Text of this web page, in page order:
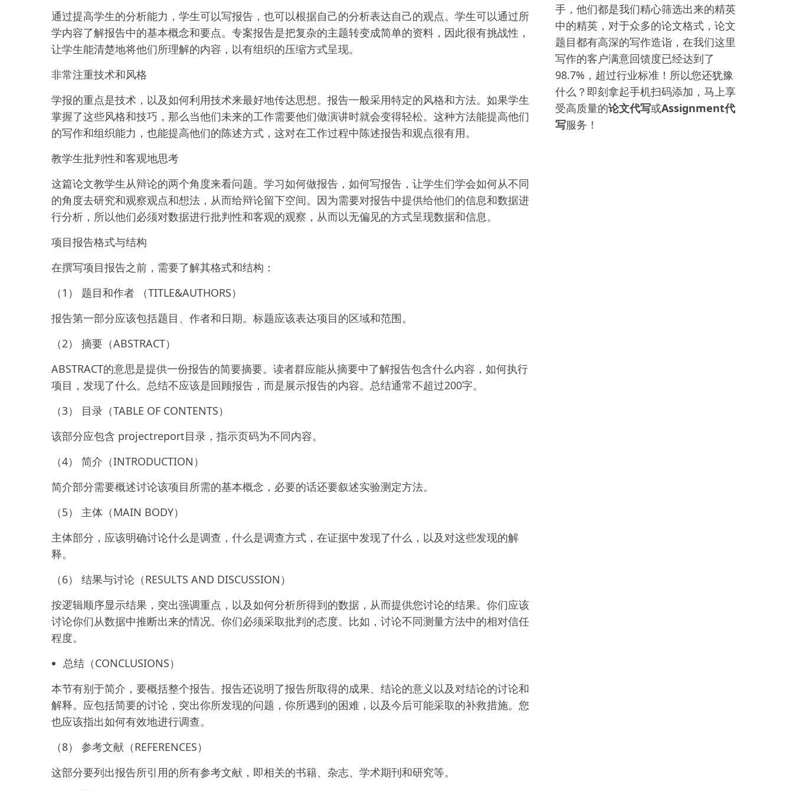
通过提高学生的分析能力，学生可以写报告，也可以根据自己的分析表达自己的观点。学生可以通过所
学内容了解报告中的基本概念和要点。专案报告是把复杂的主题转变成简单的资料，因此很有挑战性，
让学生能清楚地将他们所理解的内容，以有组织的压缩方式呈现。
非常注重技术和风格
学报的重点是技术，以及如何利用技术来最好地传达思想。报告一般采用特定的风格和方法。如果学生
掌握了这些风格和技巧，那么当他们未来的工作需要他们做演讲时就会变得轻松。这种方法能提高他们
的写作和组织能力，也能提高他们的陈述方式，这对在工作过程中陈述报告和观点很有用。
教学生批判性和客观地思考
这篇论文教学生从辩论的两个角度来看问题。学习如何做报告，如何写报告，让学生们学会如何从不同
的角度去研究和观察观点和想法，从而给辩论留下空间。因为需要对报告中提供给他们的信息和数据进
行分析，所以他们必须对数据进行批判性和客观的观察，从而以无偏见的方式呈现数据和信息。
项目报告格式与结构
在撰写项目报告之前，需要了解其格式和结构：
（1） 题目和作者 （TITLE&AUTHORS）
报告第一部分应该包括题目、作者和日期。标题应该表达项目的区域和范围。
（2） 摘要（ABSTRACT）
ABSTRACT的意思是提供一份报告的简要摘要。读者群应能从摘要中了解报告包含什么内容，如何执行
项目，发现了什么。总结不应该是回顾报告，而是展示报告的内容。总结通常不超过200字。
（3） 目录（TABLE OF CONTENTS）
该部分应包含 projectreport目录，指示页码为不同内容。
（4） 简介（INTRODUCTION）
简介部分需要概述讨论该项目所需的基本概念，必要的话还要叙述实验测定方法。
（5） 主体（MAIN BODY）
主体部分，应该明确讨论什么是调查，什么是调查方式，在证据中发现了什么，以及对这些发现的解
释。
（6） 结果与讨论（RESULTS AND DISCUSSION）
按逻辑顺序显示结果，突出强调重点，以及如何分析所得到的数据，从而提供您讨论的结果。你们应该
讨论你们从数据中推断出来的情况。你们必须采取批判的态度。比如，讨论不同测量方法中的相对信任
程度。
总结（CONCLUSIONS）
本节有别于简介，要概括整个报告。报告还说明了报告所取得的成果、结论的意义以及对结论的讨论和
解释。应包括简要的讨论，突出你所发现的问题，你所遇到的困难，以及今后可能采取的补救措施。您
也应该指出如何有效地进行调查。
（8） 参考文献（REFERENCES）
这部分要列出报告所引用的所有参考文献，即相关的书籍、杂志、学术期刊和研究等。
手，他们都是我们精心筛选出来的精英
中的精英，对于众多的论文格式，论文
题目都有高深的写作造诣，在我们这里
写作的客户满意回馈度已经达到了
98.7%，超过行业标准！所以您还犹豫
什么？即刻拿起手机扫码添加，马上享
受高质量的论文代写或Assignment代
写服务！